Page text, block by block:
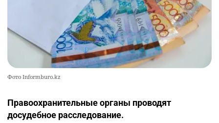
Фото Informburo.kz
Правоохранительные органы проводят
досудебное расследование.